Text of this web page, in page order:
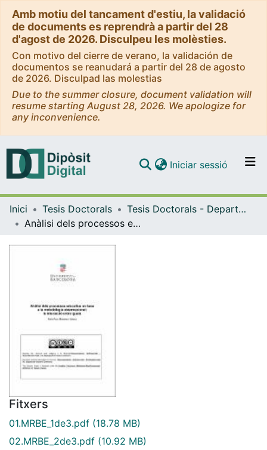
Amb motiu del tancament d'estiu, la validació
de documents es reprendrà a partir del 28
d'agost de 2026. Disculpeu les molèsties.
Con motivo del cierre de verano, la validación de
documentos se reanudará a partir del 28 de agosto
de 2026. Disculpad las molestias
Due to the summer closure, document validation will
resume starting August 28, 2026. We apologize for
any inconvenience.
Navega per tot el DD
Iniciar sessió (current)
Inici Tesis Doctorals
Tesis Doctorals - Departament - Teoria i Història de l'Educació
Anàlisi dels processos educatius en base a la metodologia observacional: la interacció entre iguals
Fitxers
01.MRBE_1de3.pdf (18.78 MB)
02.MRBE_2de3.pdf (10.92 MB)